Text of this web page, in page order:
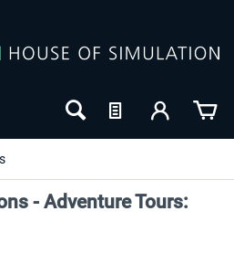
- Adventure Tours: